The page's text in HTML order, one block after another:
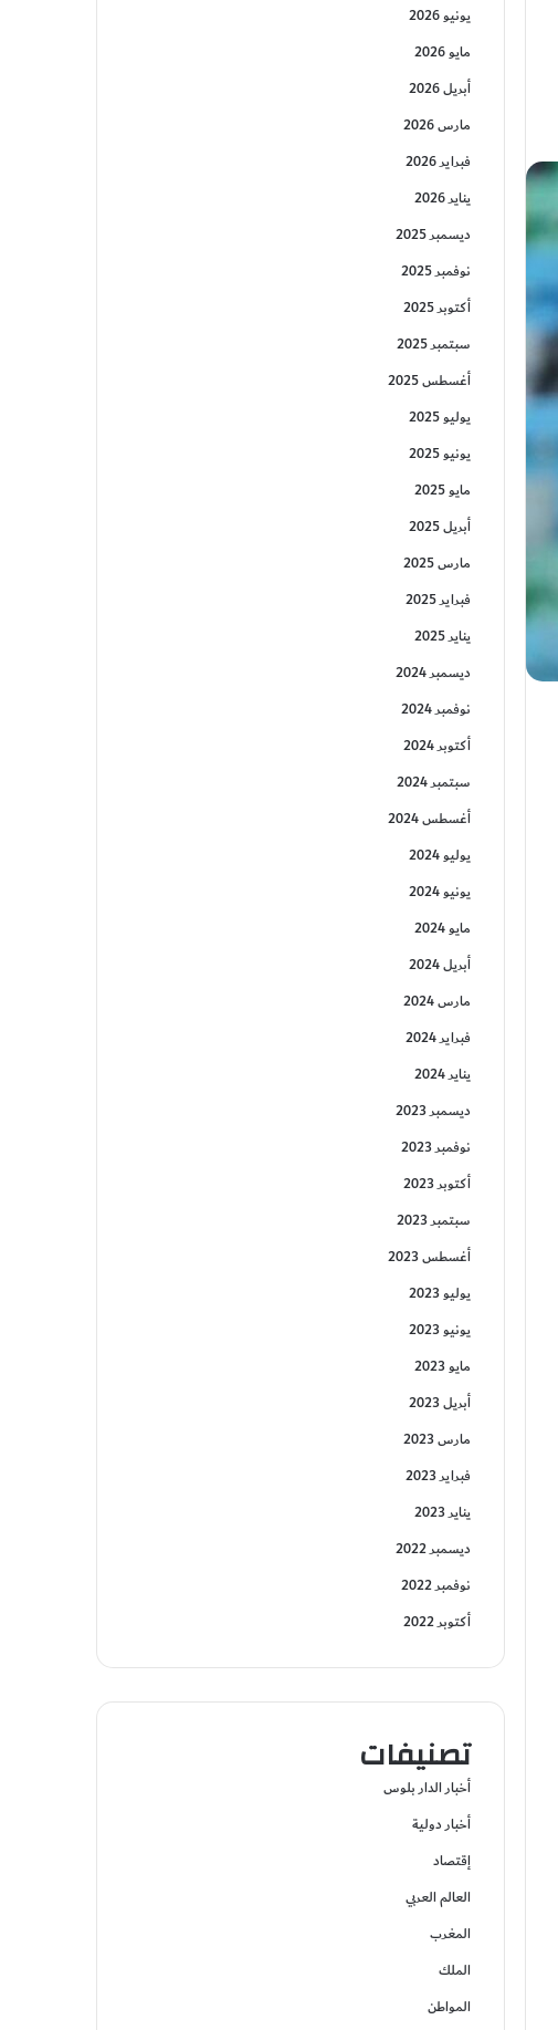
يونيو 2026
مايو 2026
أبريل 2026
مارس 2026
فبراير 2026
يناير 2026
ديسمبر 2025
نوفمبر 2025
أكتوبر 2025
سبتمبر 2025
أغسطس 2025
يوليو 2025
يونيو 2025
مايو 2025
أبريل 2025
مارس 2025
فبراير 2025
يناير 2025
ديسمبر 2024
نوفمبر 2024
أكتوبر 2024
سبتمبر 2024
أغسطس 2024
يوليو 2024
يونيو 2024
مايو 2024
أبريل 2024
مارس 2024
فبراير 2024
يناير 2024
ديسمبر 2023
نوفمبر 2023
أكتوبر 2023
سبتمبر 2023
أغسطس 2023
يوليو 2023
يونيو 2023
مايو 2023
أبريل 2023
مارس 2023
فبراير 2023
يناير 2023
ديسمبر 2022
نوفمبر 2022
أكتوبر 2022
تصنيفات
أخبار الدار بلوس
أخبار دولية
إقتصاد
العالم العربي
المغرب
الملك
المواطن